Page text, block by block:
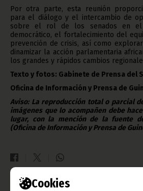
Cookies
Por otra parte, esta reunión
para el diálogo y el intercambio de
sobre el rol de los senados en el
democrático, el fortalecimiento del
prevención de crisis, así como
dinamizar la acción parlamentaria
los grandes y rápidos cambios
Texto y fotos: Gabinete de Prensa del
Oficina de Información y Prensa de
Aviso: La reproducción total o parcial
imágenes que lo acompañen debe
lugar, con la mención de la fuente
(Oficina de Información y Prensa de